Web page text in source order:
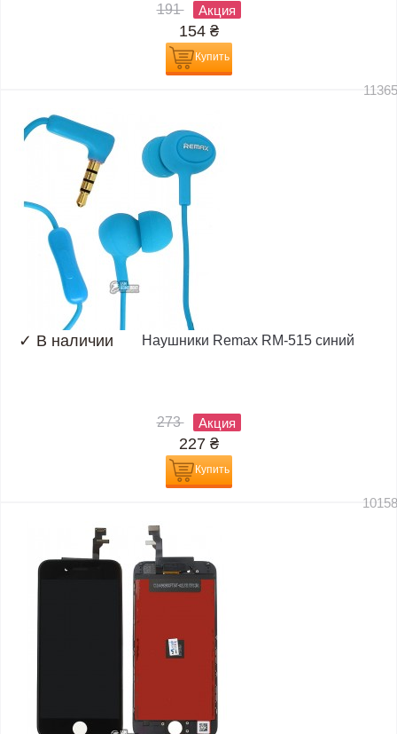
191 Акция
154 ₴
Купить
✓ В наличии Наушники Remax RM-515 синий
273 Акция
227 ₴
Купить